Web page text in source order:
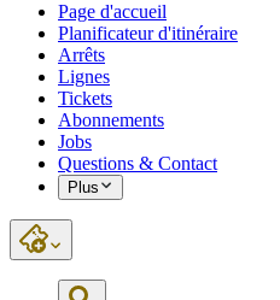
Page d'accueil
Planificateur d'itinéraire
Arrêts
Lignes
Tickets
Abonnements
Jobs
Questions & Contact
Plus